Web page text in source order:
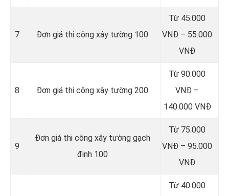
7 Đơn giá thi công xây tường 100
Từ 45.000
VNĐ – 55.000
VNĐ
8 Đơn giá thi công xây tường 200
Từ 90.000
VNĐ –
140.000 VNĐ
9
Đơn giá thi công xây tường gạch
đinh 100
Từ 75.000
VNĐ – 95.000
VNĐ
Từ 40.000